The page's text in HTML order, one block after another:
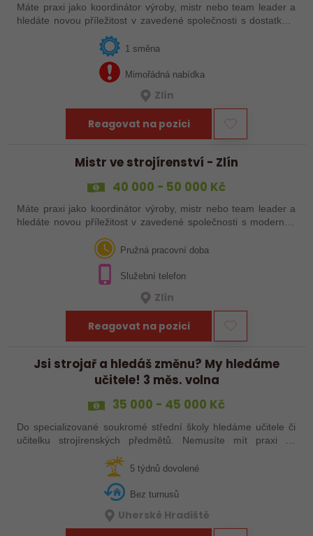
Máte praxi jako koordinátor výroby, mistr nebo team leader a
hledáte novou příležitost v zavedené společnosti s dostatkem
zakázek a bohatou nabídkou firemních benefitů?
1 směna
Mimořádná nabídka
Zlín
Reagovat na pozici
Mistr ve strojírenství - Zlín
40 000 - 50 000 Kč
Máte praxi jako koordinátor výroby, mistr nebo team leader a
hledáte novou příležitost v zavedené společnosti s moderním
Pružná pracovní doba
Služební telefon
Zlín
Reagovat na pozici
Jsi strojař a hledáš změnu? My hledáme
učitele! 3 měs. volna
35 000 - 45 000 Kč
Do specializované soukromé střední školy hledáme učitele či
učitelku strojírenských předmětů. Nemusíte mít praxi ze
ně. Máte za sebou…
5 týdnů dovolené
Bez turnusů
Uherské Hradiště